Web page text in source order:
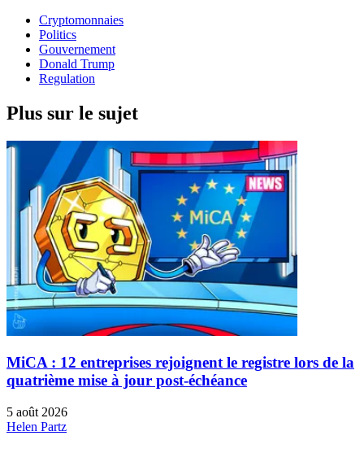
Cryptomonnaies
Politics
Gouvernement
Donald Trump
Regulation
Plus sur le sujet
MiCA : 12 entreprises rejoignent le registre lors de la
quatrième mise à jour post-échéance
5 août 2026
Helen Partz